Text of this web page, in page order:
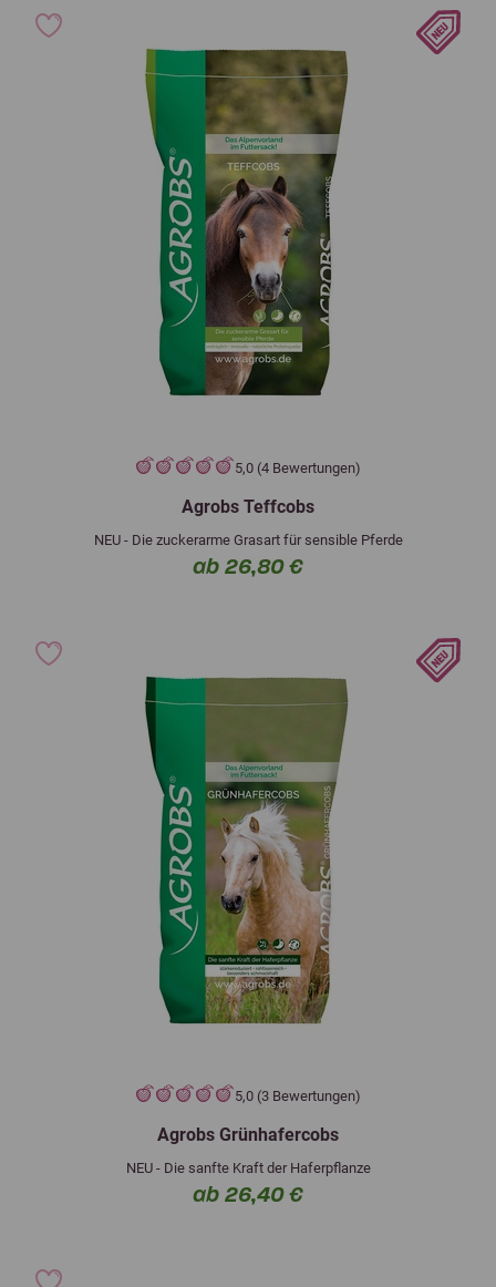
5,0 (4 Bewertungen)
Agrobs Teffcobs
NEU - Die zuckerarme Grasart für sensible Pferde
ab 26,80 €
5,0 (3 Bewertungen)
Agrobs Grünhafercobs
NEU - Die sanfte Kraft der Haferpflanze
ab 26,40 €